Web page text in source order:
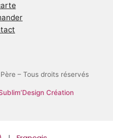
– Tous droits réservés
Création